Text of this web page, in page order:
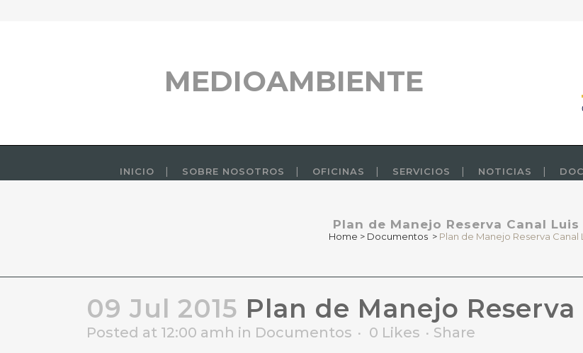
MEDIOAMBIENTE
INICIO SOBRE NOSOTROS OFICINAS SERVICIOS NOTICIAS
Plan de Manejo Reserva Canal Luis
Home > Documentos > Plan de Manejo Reserva Canal
09 Jul 2015 Plan de Manejo
Posted at 12:00 amh in Documentos 0 Likes Share